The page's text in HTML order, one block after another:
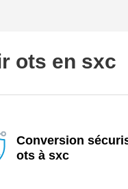
ots en sxc
Conversion
ots à sxc